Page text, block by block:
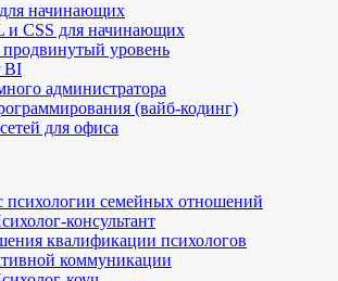
начинающих
и CSS для начинающих
уровень
BI
администратора
(вайб-кодинг)
для офиса
семейных отношений
консультант
квалификации психологов
коммуникации